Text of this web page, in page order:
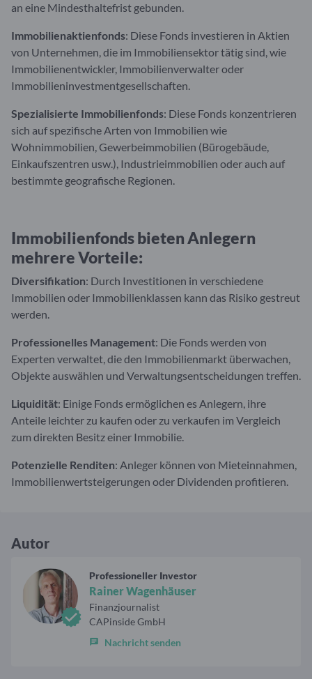
an eine Mindesthaltefrist gebunden.
Immobilienaktienfonds: Diese Fonds investieren in Aktien
von Unternehmen, die im Immobiliensektor tätig sind, wie
Immobilienentwickler, Immobilienverwalter oder
Immobilieninvestmentgesellschaften.
Spezialisierte Immobilienfonds: Diese Fonds konzentrieren
sich auf spezifische Arten von Immobilien wie
Wohnimmobilien, Gewerbeimmobilien (Bürogebäude,
Einkaufszentren usw.), Industrieimmobilien oder auch auf
bestimmte geografische Regionen.
Immobilienfonds bieten Anlegern
mehrere Vorteile:
Diversifikation: Durch Investitionen in verschiedene
Immobilien oder Immobilienklassen kann das Risiko gestreut
werden.
Professionelles Management: Die Fonds werden von
Experten verwaltet, die den Immobilienmarkt überwachen,
Objekte auswählen und Verwaltungsentscheidungen treffen.
Liquidität: Einige Fonds ermöglichen es Anlegern, ihre
Anteile leichter zu kaufen oder zu verkaufen im Vergleich
zum direkten Besitz einer Immobilie.
Potenzielle Renditen: Anleger können von Mieteinnahmen,
Immobilienwertsteigerungen oder Dividenden profitieren.
Autor
Professioneller Investor
Rainer Wagenhäuser
Finanzjournalist
CAPinside GmbH
Nachricht senden